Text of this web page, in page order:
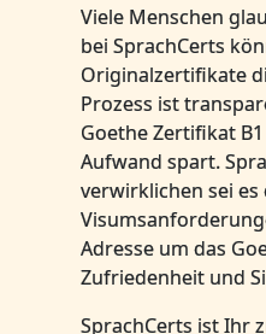
Viele Menschen
bei SprachCerts
Originalzertifikate
Prozess ist
Goethe Zertifikat
Aufwand spart.
verwirklichen sei
Adresse um das
Zufriedenheit und
SprachCerts ist Ihr